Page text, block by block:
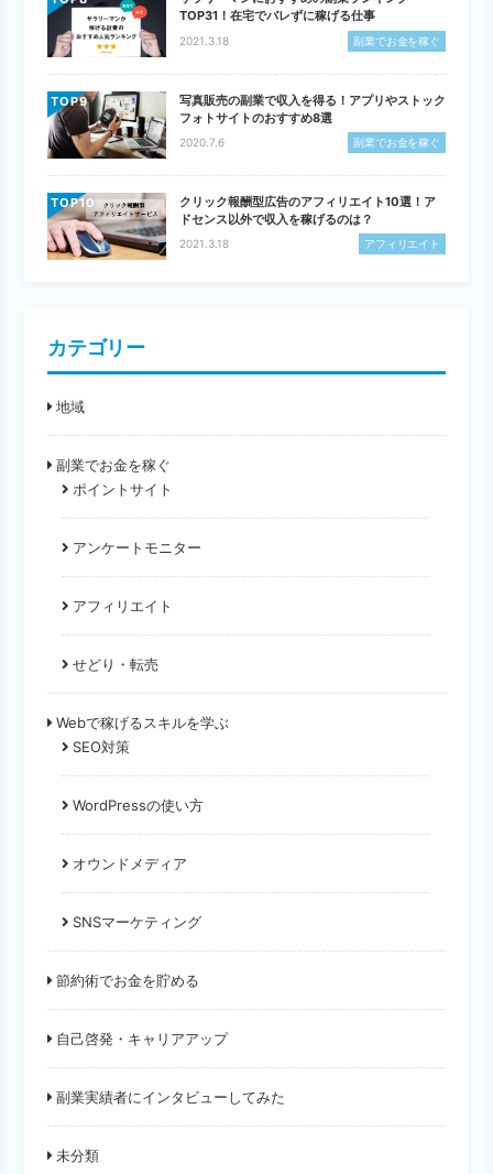
TOP31！在宅でバレずに稼げる仕事
2021.3.18 副業でお金を稼ぐ
TOP
写真販売の副業で収入を得る！アプリやストック
フォトサイトのおすすめ8選
2020.7.6 副業でお金を稼ぐ
TOP
クリック報酬型広告のアフィリエイト10選！ア
ドセンス以外で収入を稼げるのは？
2021.3.18 アフィリエイト
カテゴリー
地域
副業でお金を稼ぐ
ポイントサイト
アンケートモニター
アフィリエイト
せどり・転売
Webで稼げるスキルを学ぶ
SEO対策
WordPressの使い方
オウンドメディア
SNSマーケティング
節約術でお金を貯める
自己啓発・キャリアアップ
副業実績者にインタビューしてみた
未分類